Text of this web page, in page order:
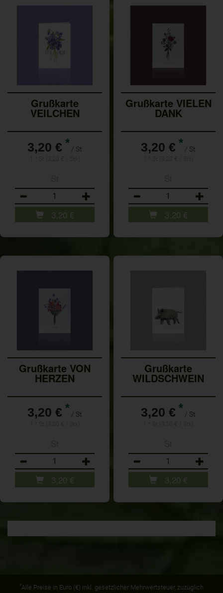
Grußkarte
VEILCHEN
3,20 € * / St
3,20 €
Grußkarte VIELEN
DANK
3,20 € * / St
3,20 €
Grußkarte VON
HERZEN
3,20 € * / St
3,20 €
Grußkarte
WILDSCHWEIN
3,20 € * / St
3,20 €
*Alle Preise in Euro (€) inkl. gesetzlicher Mehrwertsteuer, zuzüglich